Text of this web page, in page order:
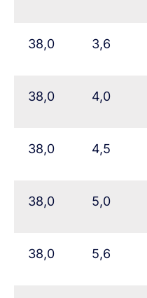
38,0 3,6
38,0 4,0
38,0 4,5
38,0 5,0
38,0 5,6